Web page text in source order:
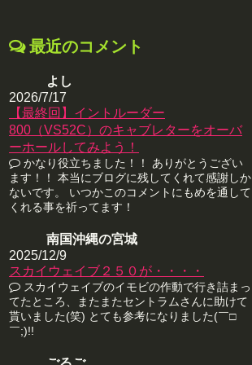
最近のコメント
よし
2026/7/17
【最終回】イントルーダー
800（VS52C）のキャブレターをオーバ
ーホールしてみよう！
かなり役立ちました！！ ありがとうござい
ます！！ 本当にブログに残してくれて感謝しか
ないです。 いつかこのコメントにもめを通して
くれる事を祈ってます！
南国沖縄の宮城
2025/12/9
スカイウェイブ２５０が・・・・
スカイウェイブのイモビの作動で行き詰まっ
てたところ、またまたセントラムさんに助けて
貰いました(笑) とても参考になりました(￣□
￣;)!!